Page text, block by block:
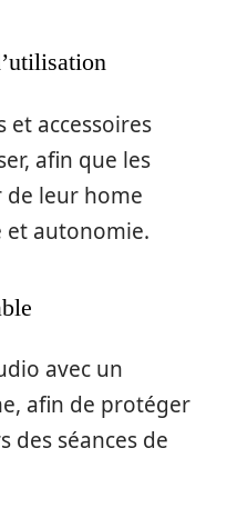
et accessoires
afin que les
leur home
et autonomie.
avec un
afin de protéger
des séances de